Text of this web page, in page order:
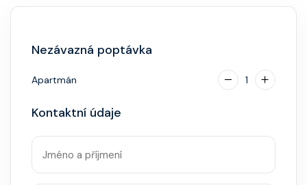
Nezávazná poptávka
Apartmán 1
Kontaktní údaje